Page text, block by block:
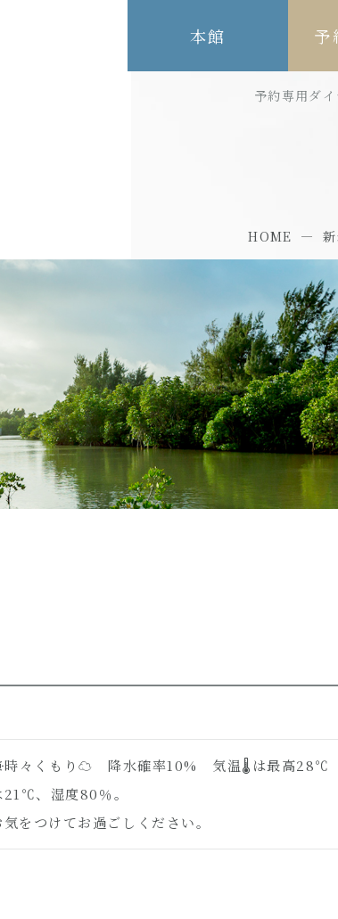
本館 予
予約専用ダ
HOME
々くもり☁ 降水確率10% 気温🌡は最高
、湿度80％。
をつけてお過ごしください。